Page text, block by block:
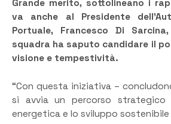
Grande merito, sottolineano i
va anche al Presidente
Portuale, Francesco Di
squadra ha saputo candidare il
visione e tempestività.
“Con questa iniziativa –
si avvia un percorso strategico
energetica e lo sviluppo